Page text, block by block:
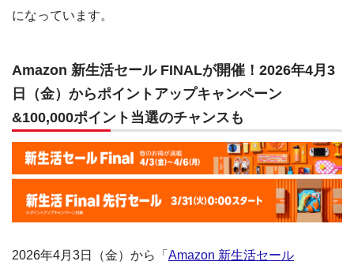
になっています。
Amazon 新生活セール FINALが開催！2026年4月3
日（金）からポイントアップキャンペーン
&100,000ポイント当選のチャンスも
2026年4月3日（金）から「 Amazon 新生活セール